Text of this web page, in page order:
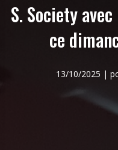
S. Society
ce
13/10/2025 |